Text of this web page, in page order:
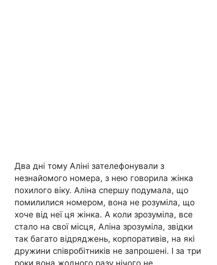
Два дні тому Аліні зателефонували з
незнайомого номера, з нею говорила жінка
похилого віку. Аліна спершу подумала, що
помилилися номером, вона не розуміла, що
хоче від неї ця жінка. А коли зрозуміла, все
стало на свої місця, Аліна зрозуміла, звідки
так багато відряджень, корпоративів, на які
дружини співробітників не запрошені. І за три